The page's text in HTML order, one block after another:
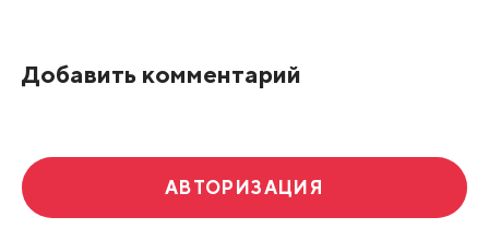
Добавить комментарий
АВТОРИЗАЦИЯ